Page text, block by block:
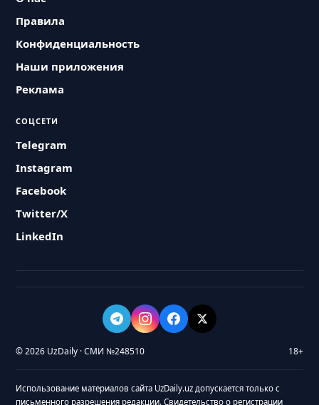
Правила
Конфиденциальность
Наши приложения
Реклама
СОЦСЕТИ
Telegram
Instagram
Facebook
Twitter/X
LinkedIn
© 2026 UzDaily · СМИ №248510 18+
Использование материалов сайта UzDaily.uz допускается только с
письменного разрешения редакции. Свидетельство о регистрации